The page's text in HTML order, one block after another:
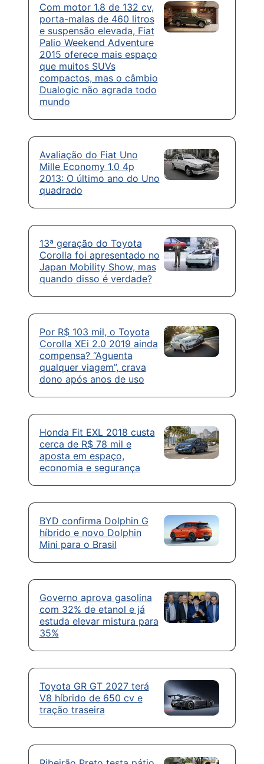
Com motor 1.8 de 132 cv,
porta-malas de 460 litros
e suspensão elevada, Fiat
Palio Weekend Adventure
2015 oferece mais espaço
que muitos SUVs
compactos, mas o câmbio
Dualogic não agrada todo
mundo
Avaliação do Fiat Uno
Mille Economy 1.0 4p
2013: O último ano do Uno
quadrado
13ª geração do Toyota
Corolla foi apresentado no
Japan Mobility Show, mas
quando disso é verdade?
Por R$ 103 mil, o Toyota
Corolla XEi 2.0 2019 ainda
compensa? “Aguenta
qualquer viagem”, crava
dono após anos de uso
Honda Fit EXL 2018 custa
cerca de R$ 78 mil e
aposta em espaço,
economia e segurança
BYD confirma Dolphin G
híbrido e novo Dolphin
Mini para o Brasil
Governo aprova gasolina
com 32% de etanol e já
estuda elevar mistura para
35%
Toyota GR GT 2027 terá
V8 híbrido de 650 cv e
tração traseira